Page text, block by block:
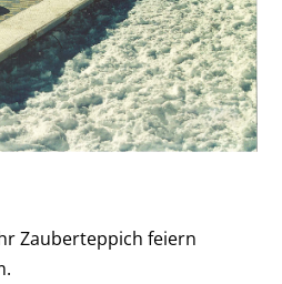
Zauberteppich feiern